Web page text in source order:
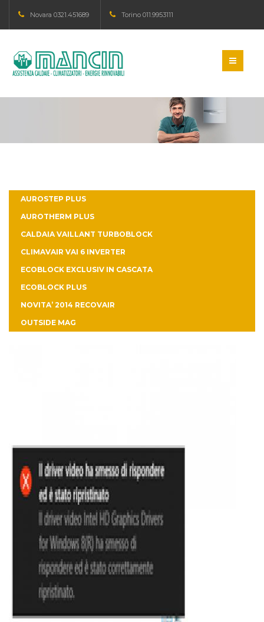
Novara 0321.451689 Torino 011.9953111
AUROSTEP PLUS
AUROTHERM PLUS
CALDAIA VAILLANT TURBOBLOCK
CLIMAVAIR VAI 6 INVERTER
ECOBLOCK EXCLUSIV IN CASCATA
ECOBLOCK PLUS
NOVITA’ 2014 RECOVAIR
OUTSIDE MAG